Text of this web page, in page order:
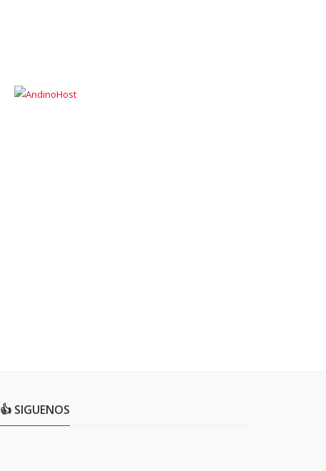
👍 SIGUENOS